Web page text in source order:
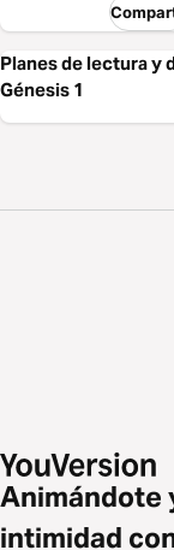
Planes de lectura y
Génesis 1
Animándote
intimidad